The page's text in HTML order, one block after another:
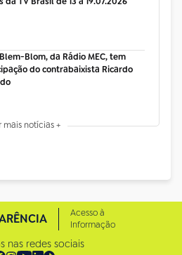
Blom, da Rádio MEC, tem
do contrabaixista Ricardo
mais notícias +
Acesso à
Informação
nas redes sociais